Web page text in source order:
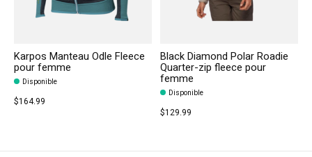
Karpos Manteau Odle Fleece
pour femme
Disponible
$164.99
Black Diamond Polar Roadie
Quarter-zip fleece pour
femme
Disponible
$129.99